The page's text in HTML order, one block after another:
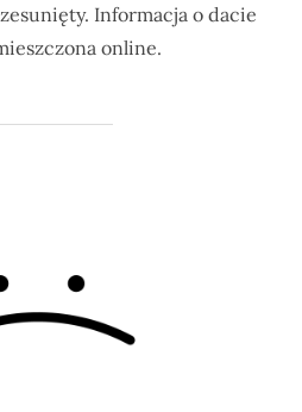
Informacja o dacie
online.